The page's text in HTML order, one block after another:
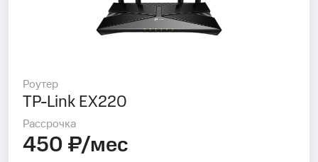
Роутер
TP-Link EX220
Рассрочка
450 ₽/мес